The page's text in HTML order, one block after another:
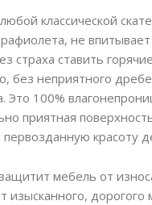
классической
не впитывает
ставить
без неприятного
Это 100%
приятная
красоту
мебель от